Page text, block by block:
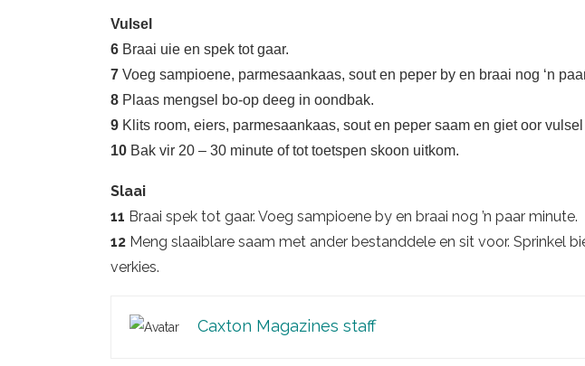
Vulsel
6 Braai uie en spek tot gaar.
7 Voeg sampioene, parmesaankaas, sout en peper by en braai nog ‘n
8 Plaas mengsel bo-op deeg in oondbak.
9 Klits room, eiers, parmesaankaas, sout en peper saam en giet oor
10 Bak vir 20 – 30 minute of tot toetspen skoon uitkom.
Slaai
11 Braai spek tot gaar. Voeg sampioene by en braai nog ’n paar minute.
12 Meng slaaiblare saam met ander bestanddele en sit voor. Sprinkel
verkies.
Caxton Magazines staff